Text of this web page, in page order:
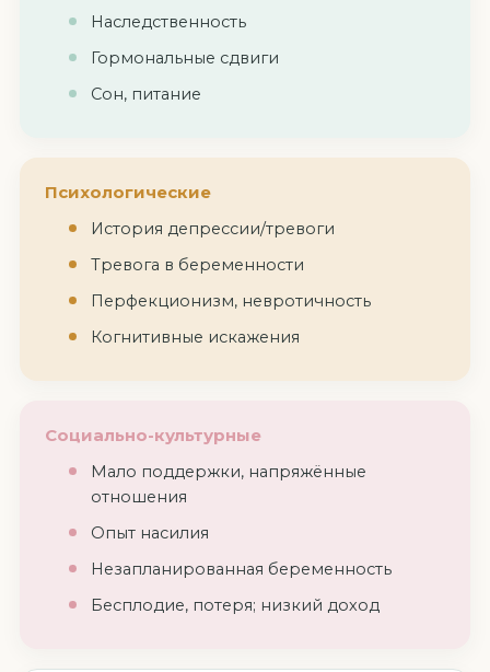
Наследственность
Гормональные сдвиги
Сон, питание
Психологические
История депрессии/тревоги
Тревога в беременности
Перфекционизм, невротичность
Когнитивные искажения
Социально-культурные
Мало поддержки, напряжённые
отношения
Опыт насилия
Незапланированная беременность
Бесплодие, потеря; низкий доход